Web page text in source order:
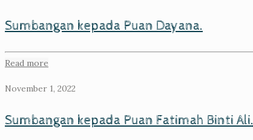
Sumbangan kepada Puan Dayana.
Read more
November 1, 2022
Sumbangan kepada Puan Fatimah Binti Ali.